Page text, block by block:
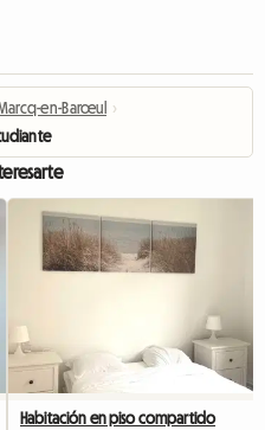
en-Barœul
›
Habitación en piso compartido